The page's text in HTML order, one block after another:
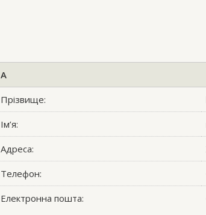
А
Прізвище:
Ім’я:
Адреса:
Телефон:
Електронна пошта: